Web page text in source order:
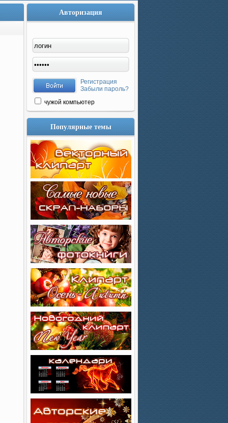
Авторизация
Регистрация
Забыли пароль?
чужой компьютер
Популярные темы